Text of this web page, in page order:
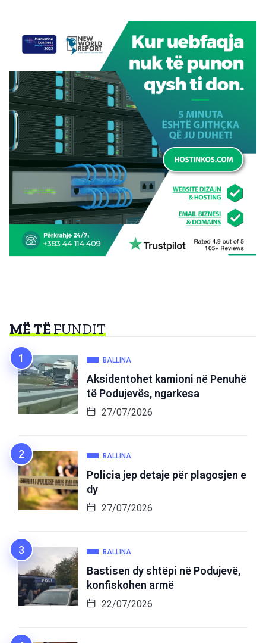
MË TËFUNDIT
BALLINA
Aksidentohet kamioni në Penuhë
të Podujevës, ngarkesa
27/07/2026
BALLINA
Policia jep detaje për plagosjen e
dy
27/07/2026
BALLINA
Bastisen dy shtëpi në Podujevë,
konfiskohen armë
22/07/2026